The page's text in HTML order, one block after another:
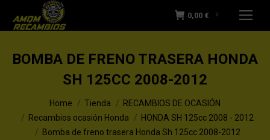
0,00 € 0
BOMBA DE FRENO TRASERA HONDA
SH 125CC 2008-2012
You are here:Home Tienda
RECAMBIOS DE OCASIÓN
Recambios ocasión Honda
HONDA SH 125cc 2008 - 2012
Bomba de freno trasera Honda Sh 125cc 2008-2012